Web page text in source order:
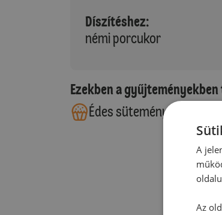
Díszítéshez:
némi porcukor
Ezekben a
Édes sütemények
A
Az